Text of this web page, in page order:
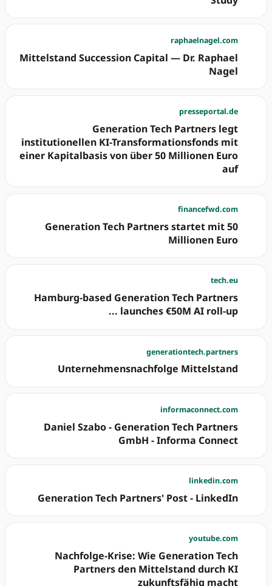
raphaelnagel.com
Mittelstand Succession Capital — Dr. Raphael
Nagel
presseportal.de
Generation Tech Partners legt
institutionellen KI-Transformationsfonds mit
einer Kapitalbasis von über 50 Millionen Euro
auf
financefwd.com
Generation Tech Partners startet mit 50
Millionen Euro
tech.eu
Hamburg-based Generation Tech Partners
launches €50M AI roll-up ...
generationtech.partners
Unternehmensnachfolge Mittelstand
informaconnect.com
Daniel Szabo - Generation Tech Partners
GmbH - Informa Connect
linkedin.com
Generation Tech Partners' Post - LinkedIn
youtube.com
Nachfolge-Krise: Wie Generation Tech
Partners den Mittelstand durch KI
zukunftsfähig macht